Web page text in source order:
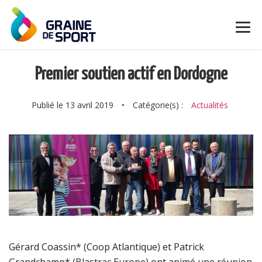
Premier soutien actif en Dordogne
Publié le 13 avril 2019 • Catégorie(s) : Actualités
Gérard Coassin* (Coop Atlantique) et Patrick